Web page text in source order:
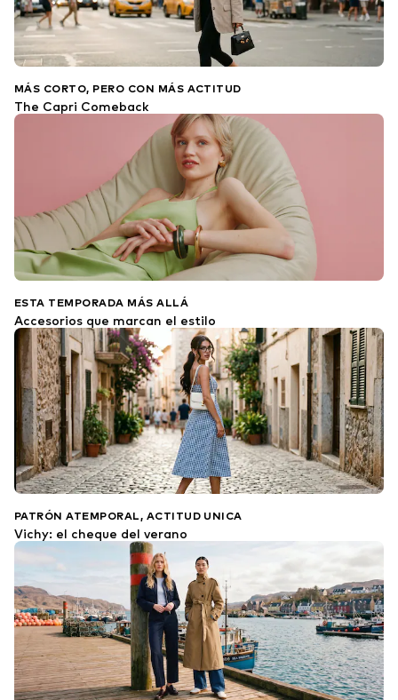
MÁS CORTO, PERO CON MÁS ACTITUD
The Capri Comeback
ESTA TEMPORADA MÁS ALLÁ
Accesorios que marcan el estilo
PATRÓN ATEMPORAL, ACTITUD UNICA
Vichy: el cheque del verano